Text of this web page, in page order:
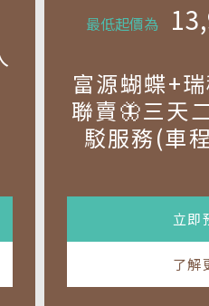
最低起價為
富源蝴蝶+
聯賣🦋三天
駁服務(車
立即
了解